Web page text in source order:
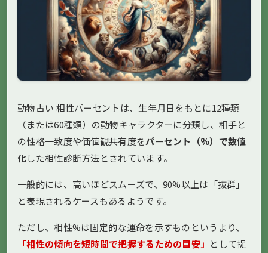
動物占い 相性パーセントは、生年月日をもとに12種類
（または60種類）の動物キャラクターに分類し、相手と
の性格一致度や価値観共有度をパーセント（%）で数値
化した相性診断方法とされています。
一般的には、高いほどスムーズで、90%以上は「抜群」
と表現されるケースもあるようです。
ただし、相性%は固定的な運命を示すものというより、
「相性の傾向を短時間で把握するための目安」 として捉